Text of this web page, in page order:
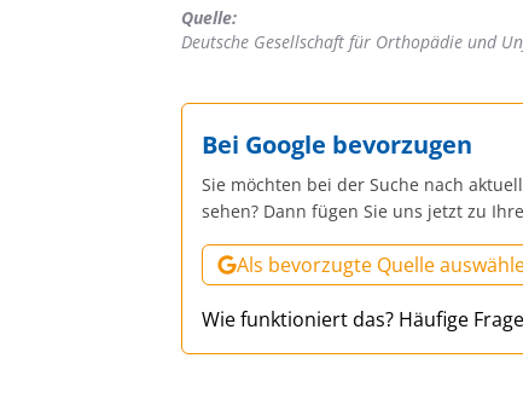
Quelle:
Deutsche Gesellschaft für Orthopädie und
Bei Google bevorzugen
Sie möchten bei der Suche nach
sehen? Dann fügen Sie uns jetzt zu
Als bevorzugte Quelle
Wie funktioniert das? Häufige